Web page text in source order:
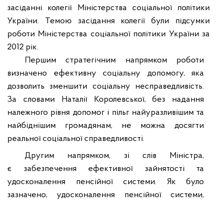
засіданні колегії Міністерства соціальної політики
України. Темою засідання колегії були підсумки
роботи Міністерства соціальної політики України за
2012 рік.
Першим стратегічним напрямком роботи
визначено
ефективну соціальну допомогу, яка
дозволить зменшити соціальну несправедливість.
За словами Наталії Королевської,
без надання
належного рівня допомог і пільг найуразливішим та
найбіднішим громадянам, не можна досягти
реальної соціальної справедливості.
Другим напрямком, зі слів Міністра,
є
забезпечення ефективної зайнятості та
удосконалення пенсійної системи. Як було
зазначено, удосконалення пенсійної системи,